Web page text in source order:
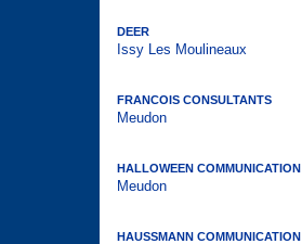
DEER
Issy Les Moulineaux
FRANCOIS CONSULTANTS
Meudon
HALLOWEEN COMMUNICATION
Meudon
HAUSSMANN COMMUNICATION